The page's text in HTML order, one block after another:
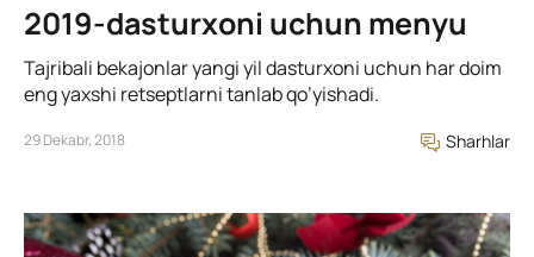
2019-dasturxoni uchun menyu
Tajribali bekajonlar yangi yil dasturxoni uchun har doim
eng yaxshi retseptlarni tanlab qo’yishadi.
29 Dekabr, 2018 Sharhlar